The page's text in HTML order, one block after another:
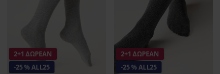
2+1 ΔΩΡΕΑΝ
-25 % ALL25
2+1 ΔΩΡΕΑΝ
-25 % ALL25